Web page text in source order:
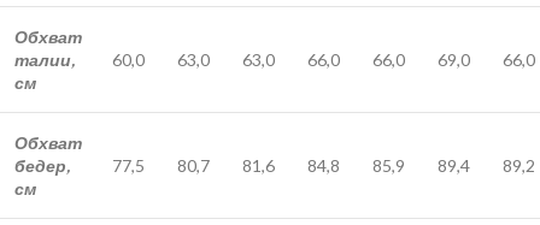
Обхват
талии,
см
60,0 63,0 63,0 66,0 66,0 69,0 66,0
Обхват
бедер,
см
77,5 80,7 81,6 84,8 85,9 89,4 89,2